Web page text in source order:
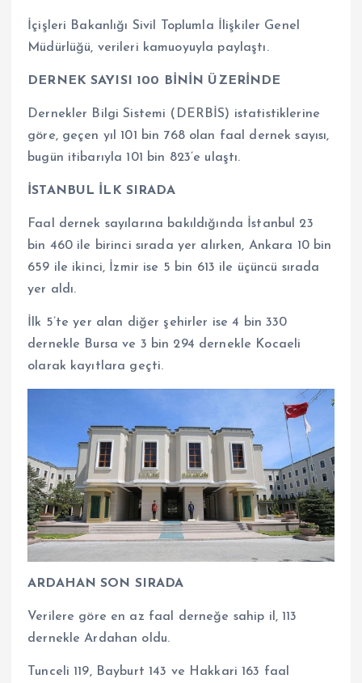
İçişleri Bakanlığı Sivil Toplumla İlişkiler Genel
Müdürlüğü, verileri kamuoyuyla paylaştı.
DERNEK SAYISI 100 BİNİN ÜZERİNDE
Dernekler Bilgi Sistemi (DERBİS) istatistiklerine
göre, geçen yıl 101 bin 768 olan faal dernek sayısı,
bugün itibarıyla 101 bin 823’e ulaştı.
İSTANBUL İLK SIRADA
Faal dernek sayılarına bakıldığında İstanbul 23
bin 460 ile birinci sırada yer alırken, Ankara 10 bin
659 ile ikinci, İzmir ise 5 bin 613 ile üçüncü sırada
yer aldı.
İlk 5’te yer alan diğer şehirler ise 4 bin 330
dernekle Bursa ve 3 bin 294 dernekle Kocaeli
olarak kayıtlara geçti.
ARDAHAN SON SIRADA
Verilere göre en az faal derneğe sahip il, 113
dernekle Ardahan oldu.
Tunceli 119, Bayburt 143 ve Hakkari 163 faal